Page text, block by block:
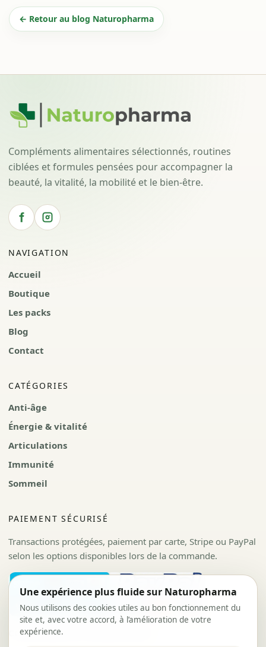
← Retour au blog Naturopharma
Compléments alimentaires sélectionnés, routines
ciblées et formules pensées pour accompagner la
beauté, la vitalité, la mobilité et le bien-être.
NAVIGATION
Accueil
Boutique
Les packs
Blog
Contact
CATÉGORIES
Anti-âge
Énergie & vitalité
Articulations
Immunité
Sommeil
PAIEMENT SÉCURISÉ
Transactions protégées, paiement par carte, Stripe ou PayPal
selon les options disponibles lors de la commande.
CGVPolitique de confidentialité
Une expérience plus fluide sur Naturopharma
Nous utilisons des cookies utiles au bon fonctionnement du
site et, avec votre accord, à l’amélioration de votre
expérience.